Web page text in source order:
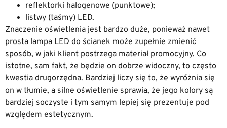
reflektorki halogenowe (punktowe);
listwy (taśmy) LED.
Znaczenie oświetlenia jest bardzo duże, ponieważ nawet
prosta lampa LED do ścianek może zupełnie zmienić
sposób, w jaki klient postrzega materiał promocyjny. Co
istotne, sam fakt, że będzie on dobrze widoczny, to często
kwestia drugorzędna. Bardziej liczy się to, że wyróżnia się
on w tłumie, a silne oświetlenie sprawia, że jego kolory są
bardziej soczyste i tym samym lepiej się prezentuje pod
względem estetycznym.